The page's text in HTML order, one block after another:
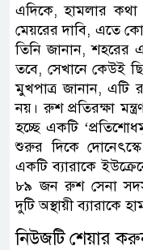
এদিকে, হামলার কথা
মেয়রের দাবি, এতে
তিনি জানান, শহরের
তবে, সেখানে কেউই
মুখপাত্র জানান, এটি
নয়। রুশ প্রতিরক্ষা
হচ্ছে একটি
শুরুর দিকে
একটি ব্যারাকে
৮৯ জন রুশ সেনা
দুটি অস্থায়ী ব্যারাকে
নিউজটি শেয়ার